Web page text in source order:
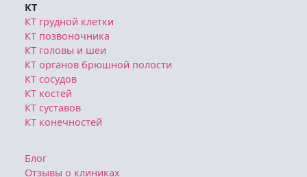
КТ
КТ грудной клетки
КТ позвоночника
КТ головы и шеи
КТ органов брюшной полости
КТ сосудов
КТ костей
КТ суставов
КТ конечностей
Блог
Отзывы о клиниках